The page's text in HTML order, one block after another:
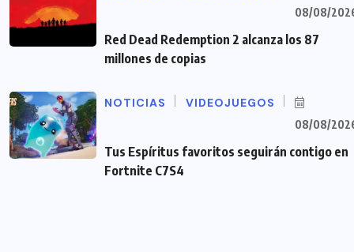
08/08/
Red Dead Redemption 2 alcanza los 87
millones de copias
NOTICIAS VIDEOJUEGOS
08/08/
Tus Espíritus favoritos seguirán contigo en
Fortnite C7S4